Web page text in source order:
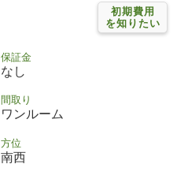
初期費用
を知りたい
保証金
なし
間取り
ワンルーム
方位
南西